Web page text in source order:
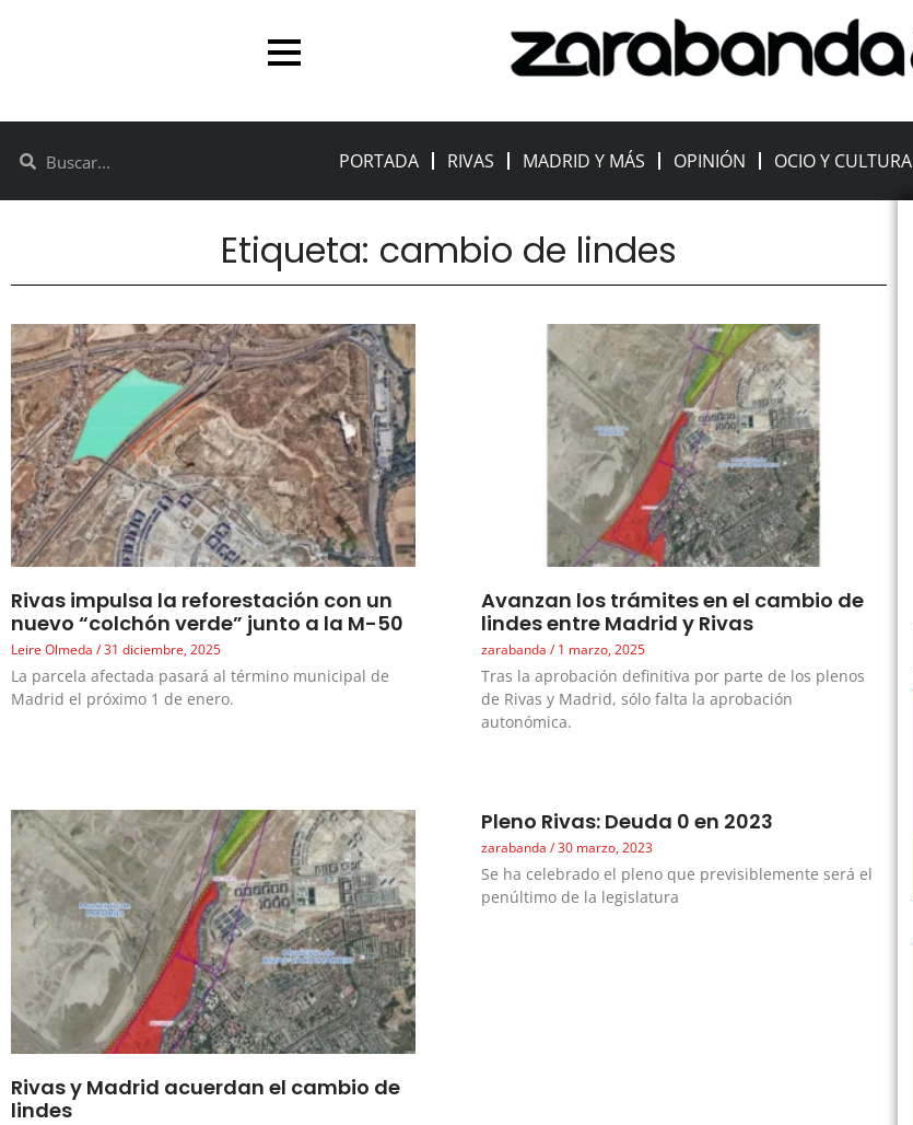
PORTADA RIVAS MADRID Y MÁS OPINIÓN OCIO Y CULTURA
Etiqueta: cambio de lindes
Rivas impulsa la reforestación con un
nuevo “colchón verde” junto a la M-50
Leire Olmeda 31 diciembre, 2025
La parcela afectada pasará al término municipal de
Madrid el próximo 1 de enero.
Avanzan los trámites en el cambio de
lindes entre Madrid y Rivas
zarabanda 1 marzo, 2025
Tras la aprobación definitiva por parte de los plenos
de Rivas y Madrid, sólo falta la aprobación
autonómica.
Rivas y Madrid acuerdan el cambio de
lindes
Pleno Rivas: Deuda 0 en 2023
zarabanda 30 marzo, 2023
Se ha celebrado el pleno que previsiblemente será el
penúltimo de la legislatura